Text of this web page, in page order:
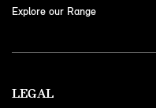
Explore our Range
LEGAL